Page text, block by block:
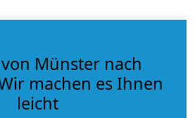
Münster nach
machen es Ihnen
leicht